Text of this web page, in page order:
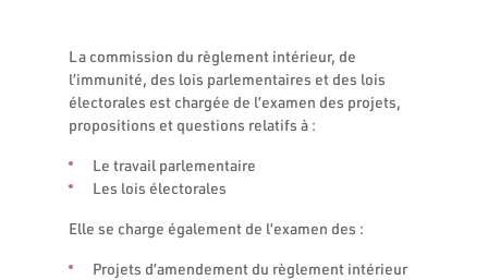
La commission du règlement intérieur, de
l’immunité, des lois parlementaires et des lois
électorales est chargée de l’examen des projets,
propositions et questions relatifs à :
Le travail parlementaire
Les lois électorales
Elle se charge également de l’examen des :
Projets d’amendement du règlement intérieur